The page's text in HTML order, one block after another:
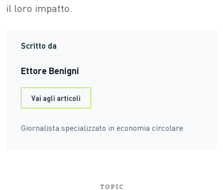
il loro impatto.
Scritto da
Ettore Benigni
Vai agli articoli
Giornalista specializzato in economia circolare
TOPIC